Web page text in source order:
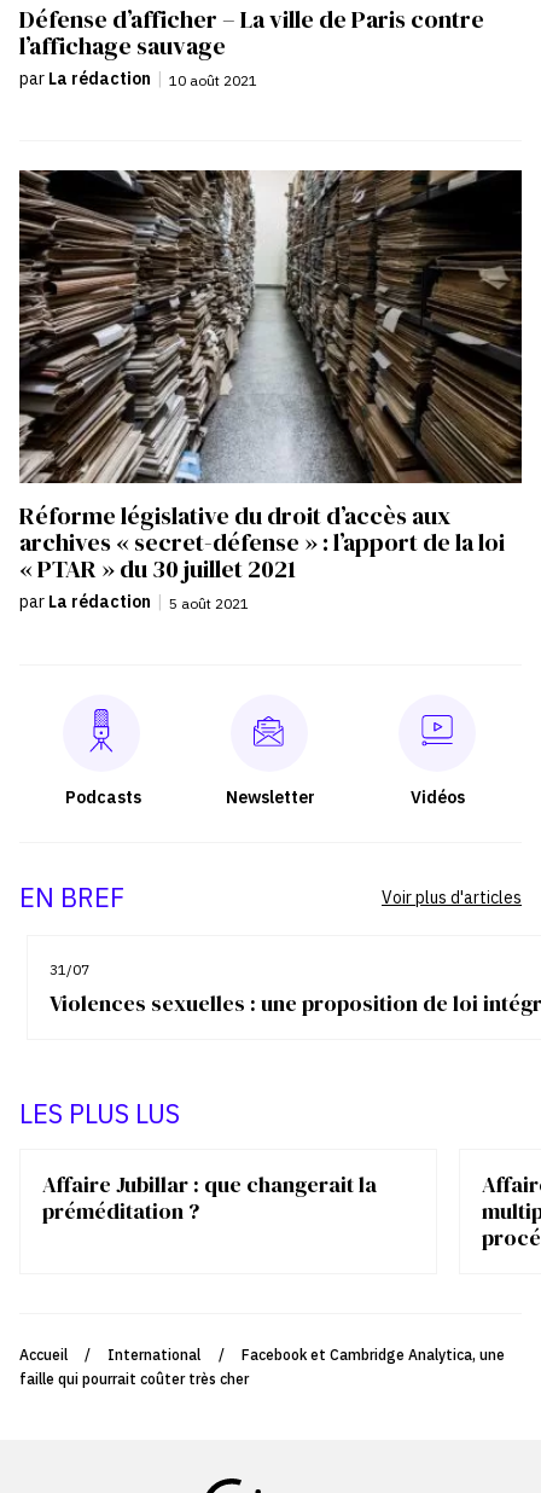
Défense d’afficher – La ville de Paris contre
l’affichage sauvage
par La rédaction | 10 août 2021
Réforme législative du droit d’accès aux
archives « secret-défense » : l’apport de la loi
« PTAR » du 30 juillet 2021
par La rédaction 5 août 2021
Podcasts Newsletter Vidéos
EN BREF
31/07
Violences sexuelles : une proposition de loi
Voir plus d'articles
LES PLUS LUS
Affaire Jubillar : que changerait la
préméditation ?
Accueil / International /
Facebook et Cambridge Analytica, une
faille qui pourrait coûter très cher